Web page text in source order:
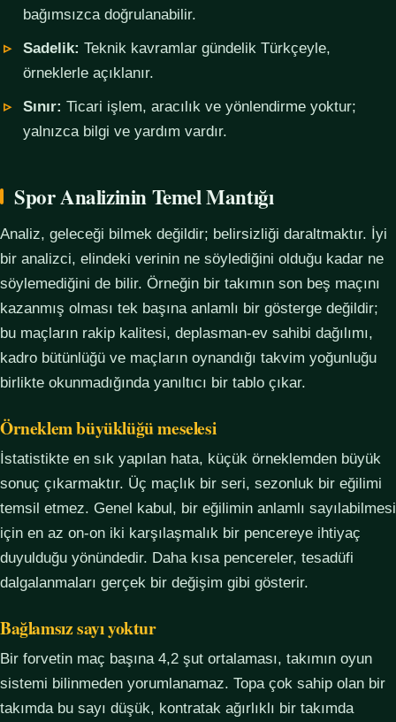
bağımsızca doğrulanabilir.
Sadelik: Teknik kavramlar gündelik Türkçeyle,
örneklerle açıklanır.
Sınır: Ticari işlem, aracılık ve yönlendirme yoktur;
yalnızca bilgi ve yardım vardır.
Spor Analizinin Temel Mantığı
Analiz, geleceği bilmek değildir; belirsizliği daraltmaktır. İyi
bir analizci, elindeki verinin ne söylediğini olduğu kadar ne
söylemediğini de bilir. Örneğin bir takımın son beş maçını
kazanmış olması tek başına anlamlı bir gösterge değildir;
bu maçların rakip kalitesi, deplasman-ev sahibi dağılımı,
kadro bütünlüğü ve maçların oynandığı takvim yoğunluğu
birlikte okunmadığında yanıltıcı bir tablo çıkar.
Örneklem büyüklüğü meselesi
İstatistikte en sık yapılan hata, küçük örneklemden büyük
sonuç çıkarmaktır. Üç maçlık bir seri, sezonluk bir eğilimi
temsil etmez. Genel kabul, bir eğilimin anlamlı sayılabilmesi
için en az on-on iki karşılaşmalık bir pencereye ihtiyaç
duyulduğu yönündedir. Daha kısa pencereler, tesadüfi
dalgalanmaları gerçek bir değişim gibi gösterir.
Bağlamsız sayı yoktur
Bir forvetin maç başına 4,2 şut ortalaması, takımın oyun
sistemi bilinmeden yorumlanamaz. Topa çok sahip olan bir
takımda bu sayı düşük, kontratak ağırlıklı bir takımda